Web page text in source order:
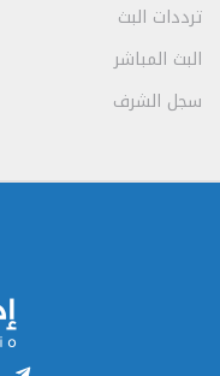
ترددات البث
البث المباشر
سجل الشرف